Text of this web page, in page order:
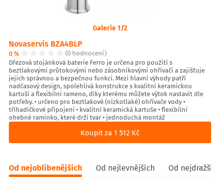
Galerie 1/2
Novaservis BZA4BLP
0 %
(0 hodnocení)
Dřezová stojánková baterie Ferro je určena pro použití s
beztlakovými průtokovými nebo zásobníkovými ohřívači a zajišťuje
jejich správnou a bezpečnou funkci. Mezi hlavní výhody patří
nadčasový design, spolehlivá konstrukce s kvalitní keramickou
kartuší a flexibilní rameno, díky kterému můžete výtok nastavit dle
potřeby. • určeno pro beztlakové (nízkotlaké) ohřívače vody •
tříhadičkové připojení • kvalitní keramická kartuše • flexibílní
ohebné ramínko, které drží tvar • jednoduchá montáž
Koupit za 1 512 Kč
Od nejoblíbenějších Od nejlevnějších Od